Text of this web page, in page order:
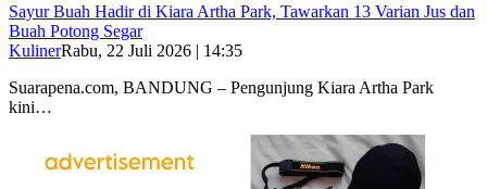
Sayur Buah Hadir di Kiara Artha Park, Tawarkan 13 Varian Jus dan
Buah Potong Segar
KulinerRabu, 22 Juli 2026 | 14:35
Suarapena.com, BANDUNG – Pengunjung Kiara Artha Park
kini…